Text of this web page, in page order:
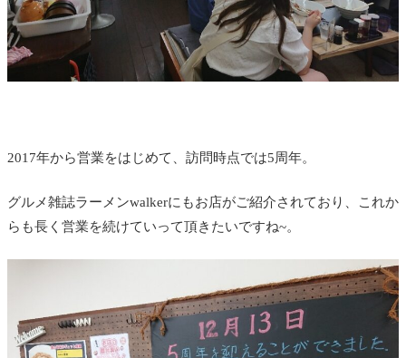
2017年から営業をはじめて、訪問時点では5周年。
グルメ雑誌ラーメンwalkerにもお店がご紹介されており、これか
らも長く営業を続けていって頂きたいですね~。